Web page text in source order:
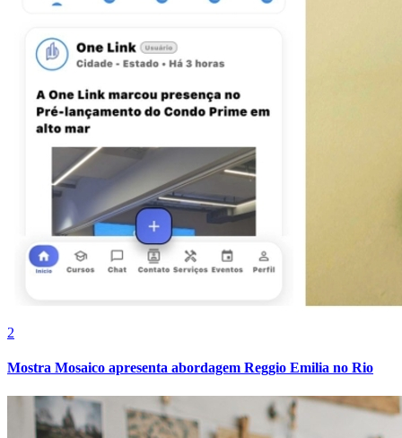
Atlético-MG
2
Mostra Mosaico apresenta abordagem Reggio Emilia no Rio